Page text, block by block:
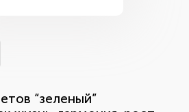
“зеленый”